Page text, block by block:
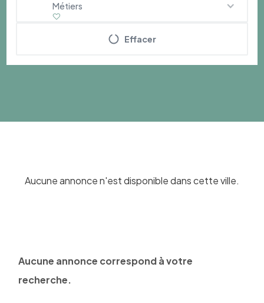
Métiers
Effacer
Aucune annonce n'est disponible dans cette ville.
Aucune annonce correspond à votre
recherche.